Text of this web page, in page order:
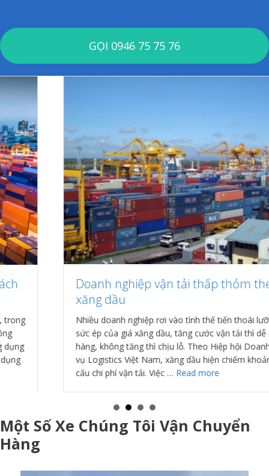
GỌI 0946 75 75 76
Doanh nghiệp vận tải thấp thỏm theo giá
Nhiều doanh nghiệp rơi vào tình thế tiến thoái lưỡng nan trước
sức ép của giá xăng dầu, tăng cước vận tải thì dễ mất khách
hàng, không tăng thì chịu lỗ. Theo Hiệp hội Doanh nghiệp Dịch
vụ Logistics Việt Nam, xăng dầu hiện chiếm khoảng 35% cơ
cấu chi phí vận tải. Việc …Read moreDoanh
thấp
thỏm
Một Số Xe Chúng Tôi Vận Chuyển
Hàng